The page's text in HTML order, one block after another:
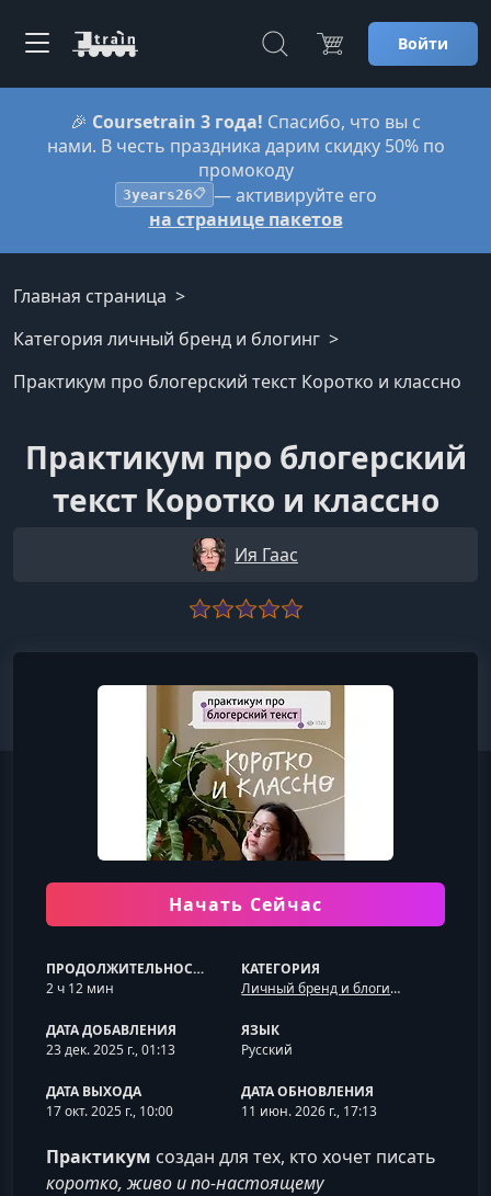
Войти
🎉 Coursetrain 3 года! Спасибо, что вы с
нами. В честь праздника дарим скидку 50% по
промокоду
3years26📋 — активируйте его
на странице пакетов
Главная страница
Категория личный бренд и блогинг
Практикум про блогерский текст Коротко и классно
Практикум про блогерский
текст Коротко и классно
Ия Гаас
Начать Сейчас
ПРОДОЛЖИТЕЛЬНОСТЬ
2 ч 12 мин
КАТЕГОРИЯ
Личный бренд и блогинг
ДАТА ДОБАВЛЕНИЯ
23 дек. 2025 г., 01:13
ЯЗЫК
Русский
ДАТА ВЫХОДА
17 окт. 2025 г., 10:00
ДАТА ОБНОВЛЕНИЯ
11 июн. 2026 г., 17:13
Практикум создан для тех, кто хочет писать
коротко, живо и по-настоящему